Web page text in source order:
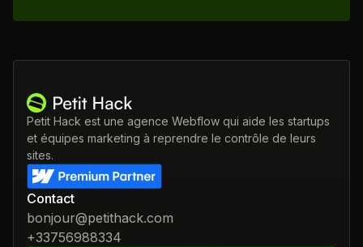
Petit Hack est une agence Webflow qui aide les startups
et équipes marketing à reprendre le contrôle de leurs
sites.
Contact
bonjour@petithack.com
+33756988334